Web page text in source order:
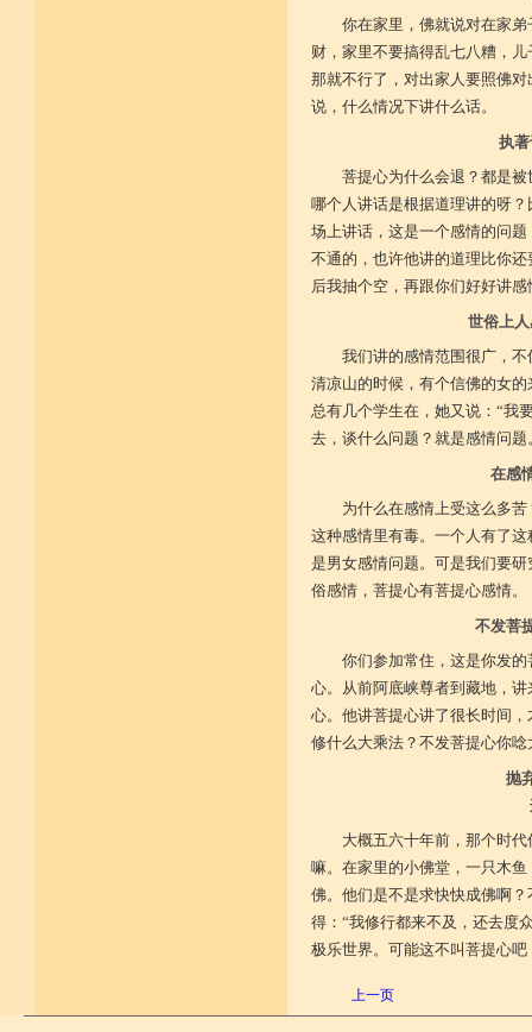
你在家里，佛就说对在家
财，家里不要搞得乱七八糟，
那就不行了，对出家人要照佛
说，什么情况下讲什么话。
执
菩提心为什么会退？都是
哪个人讲话是根据道理讲的呀
场上讲话，这是一个感情的问
不通的，也许他讲的道理比你
后我抽个空，再跟你们好好讲感
世俗上
我们讲的感情范围很广，
清凉山的时候，有个信佛的女
总有几个学生在，她又说：“我
去，谈什么问题？就是感情问题
在感
为什么在感情上受这么多
这种感情里有毒。一个人有了
是男女感情问题。可是我们要
俗感情，菩提心有菩提心感情。
不发菩
你们参加常住，这是你发
心。从前阿底峡尊者到藏地，
心。他讲菩提心讲了很长时间
修什么大乘法？不发菩提心你
抛
大概五六十年前，那个时
嘛。在家里的小佛堂，一只木
佛。他们是不是求快快成佛啊
得：“我修行都来不及，还去度
极乐世界。可能这不叫菩提心
上一页